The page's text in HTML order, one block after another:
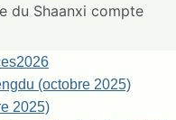
du Shaanxi compte
(octobre 2025)
2025)